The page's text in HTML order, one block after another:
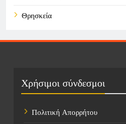
Θρησκεία
Πολιτική
Χρήσιμοι σύνδεσμοι
Πολιτική Απορρήτου